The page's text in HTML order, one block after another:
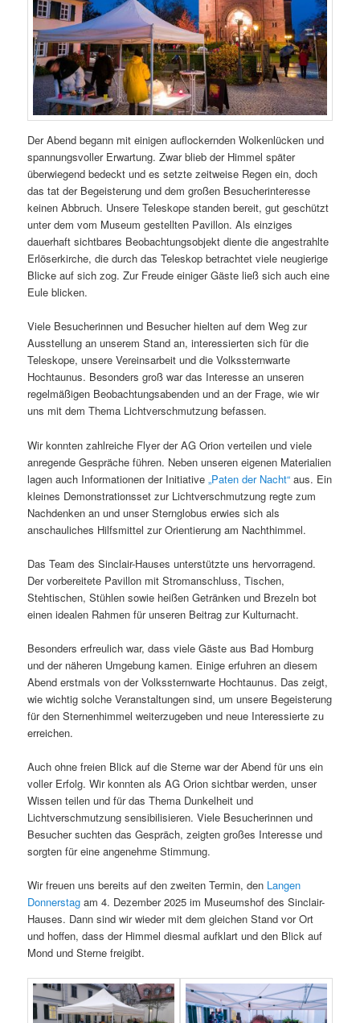
Der Abend begann mit einigen auflockernden Wolkenlücken und
spannungsvoller Erwartung. Zwar blieb der Himmel später
überwiegend bedeckt und es setzte zeitweise Regen ein, doch
das tat der Begeisterung und dem großen Besucherinteresse
keinen Abbruch. Unsere Teleskope standen bereit, gut geschützt
unter dem vom Museum gestellten Pavillon. Als einziges
dauerhaft sichtbares Beobachtungsobjekt diente die angestrahlte
Erlöserkirche, die durch das Teleskop betrachtet viele neugierige
Blicke auf sich zog. Zur Freude einiger Gäste ließ sich auch eine
Eule blicken.
Viele Besucherinnen und Besucher hielten auf dem Weg zur
Ausstellung an unserem Stand an, interessierten sich für die
Teleskope, unsere Vereinsarbeit und die Volkssternwarte
Hochtaunus. Besonders groß war das Interesse an unseren
regelmäßigen Beobachtungsabenden und an der Frage, wie wir
uns mit dem Thema Lichtverschmutzung befassen.
Wir konnten zahlreiche Flyer der AG Orion verteilen und viele
anregende Gespräche führen. Neben unseren eigenen Materialien
lagen auch Informationen der Initiative„Paten der Nacht“ aus. Ein
kleines Demonstrationsset zur Lichtverschmutzung regte zum
Nachdenken an und unser Sternglobus erwies sich als
anschauliches Hilfsmittel zur Orientierung am Nachthimmel.
Das Team des Sinclair-Hauses unterstützte uns hervorragend.
Der vorbereitete Pavillon mit Stromanschluss, Tischen,
Stehtischen, Stühlen sowie heißen Getränken und Brezeln bot
einen idealen Rahmen für unseren Beitrag zur Kulturnacht.
Besonders erfreulich war, dass viele Gäste aus Bad Homburg
und der näheren Umgebung kamen. Einige erfuhren an diesem
Abend erstmals von der Volkssternwarte Hochtaunus. Das zeigt,
wie wichtig solche Veranstaltungen sind, um unsere Begeisterung
für den Sternenhimmel weiterzugeben und neue Interessierte zu
erreichen.
Auch ohne freien Blick auf die Sterne war der Abend für uns ein
voller Erfolg. Wir konnten als AG Orion sichtbar werden, unser
Wissen teilen und für das Thema Dunkelheit und
Lichtverschmutzung sensibilisieren. Viele Besucherinnen und
Besucher suchten das Gespräch, zeigten großes Interesse und
sorgten für eine angenehme Stimmung.
Wir freuen uns bereits auf den zweiten Termin, den Langen
Donnerstag am 4. Dezember 2025 im Museumshof des Sinclair-
Hauses. Dann sind wir wieder mit dem gleichen Stand vor Ort
und hoffen, dass der Himmel diesmal aufklart und den Blick auf
Mond und Sterne freigibt.